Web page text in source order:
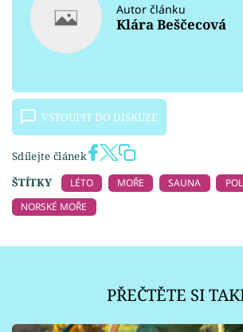
Autor článku
Klára Beščecová
VSTOUPIT DO DISKUZE
Sdílejte článek
ŠTÍTKY
LÉTO MOŘE SAUNA
NORSKÉ MOŘE
PŘEČTĚTE SI